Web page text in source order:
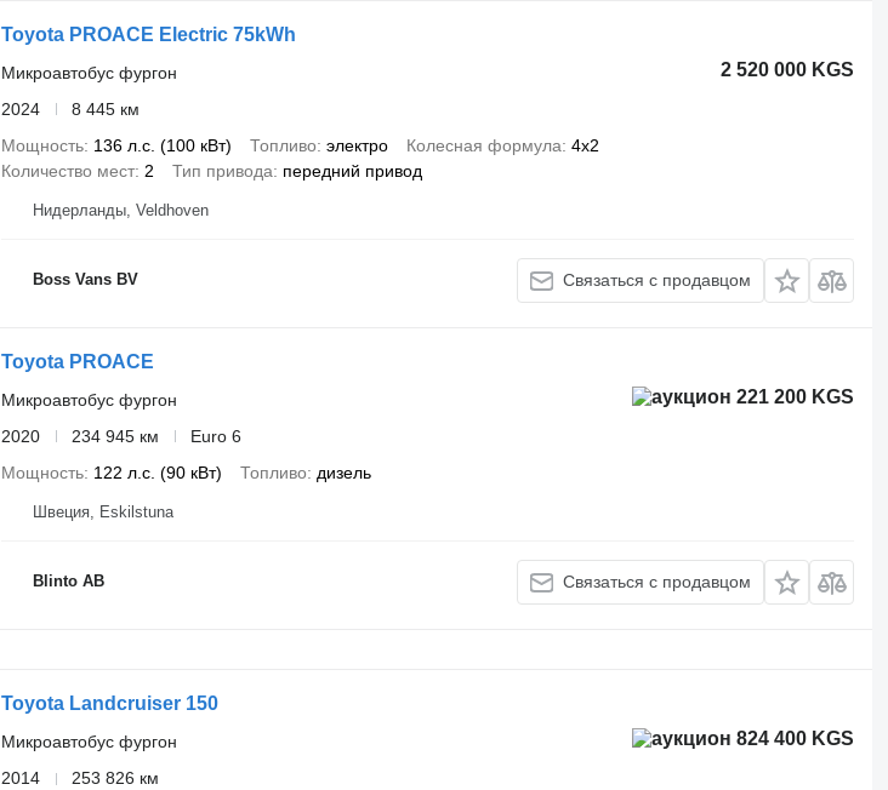
Toyota PROACE Electric 75kWh
2 520 000 KGS
Микроавтобус фургон
2024
8 445 км
Мощность 136 л.с. (100 кВт) Топливо электро Колесная формула 4x2
Количество мест 2 Тип привода передний привод
Нидерланды, Veldhoven
Boss Vans BV Связаться с продавцом
Toyota PROACE
221 200 KGS
Микроавтобус фургон
2020
234 945 км
Euro 6
Мощность 122 л.с. (90 кВт) Топливо дизель
Швеция, Eskilstuna
Blinto AB Связаться с продавцом
Toyota Landcruiser 150
824 400 KGS
Микроавтобус фургон
2014
253 826 км